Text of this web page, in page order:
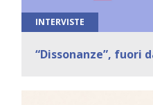
INTERVISTE
“Dissonanze”, fuori